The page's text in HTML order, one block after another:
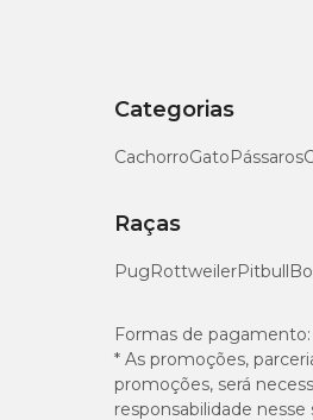
Categorias
CachorroGatoPássaros
Raças
PugRottweilerPitbull
Formas de pagamento:
* As promoções,
promoções, será
responsabilidade